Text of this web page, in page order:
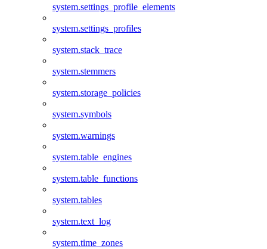
system.settings_profile_elements
system.settings_profiles
system.stack_trace
system.stemmers
system.storage_policies
system.symbols
system.warnings
system.table_engines
system.table_functions
system.tables
system.text_log
system.time_zones